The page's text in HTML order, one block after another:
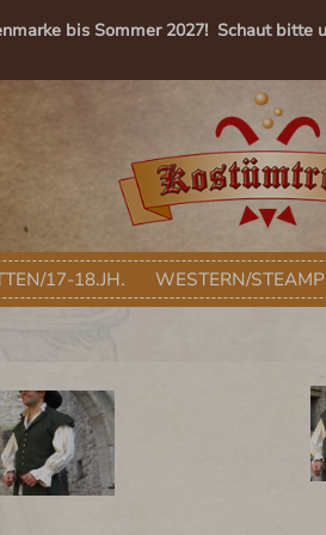
bis Sommer 2027! Schaut bitte
17-18.JH. WESTERN/